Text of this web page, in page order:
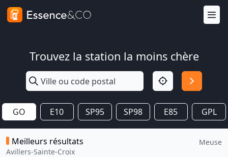
Trouvez la station la moins chère
GO E10 SP95 SP98 E85 GPL
Meilleurs résultats
Avillers-Sainte-Croix
Meuse